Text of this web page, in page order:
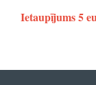
Ietaupījums 5